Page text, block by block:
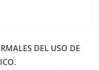
DEL USO DE